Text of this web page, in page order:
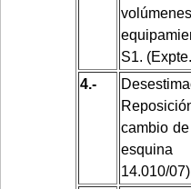
S1.
4.-
cambio
esquina
14.010/07)